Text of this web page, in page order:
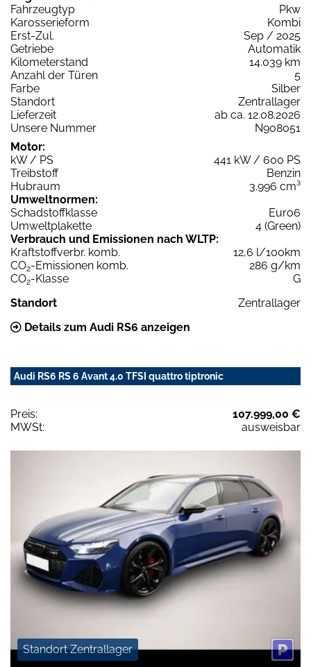
Fahrzeugtyp
Pkw
Karosserieform
Kombi
Erst-Zul.
Sep / 2025
Getriebe
Automatik
Kilometerstand
14.039 km
Anzahl der Türen
5
Farbe
Silber
Standort
Zentrallager
Lieferzeit
ab ca. 12.08.2026
Unsere Nummer
N908051
Motor:
kW / PS
441 kW / 600 PS
Treibstoff
Benzin
Hubraum
3.996 cm³
Umweltnormen:
Schadstoffklasse
Euro6
Umweltplakette
4 (Green)
Verbrauch und Emissionen nach WLTP:
Kraftstoffverbr. komb.
12,6 l/100km
CO2-Emissionen komb.
286 g/km
CO2-Klasse
G
Standort
Zentrallager
Details zum Audi RS6 anzeigen
Audi RS6 RS 6 Avant 4.0 TFSI quattro tiptronic
Preis:
107.999,00 €
MWSt:
ausweisbar
Standort Zentrallager